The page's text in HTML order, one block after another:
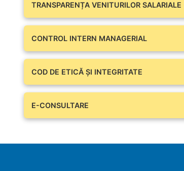
TRANSPARENȚA VENITURILOR SALARIALE
CONTROL INTERN MANAGERIAL
COD DE ETICĂ ȘI INTEGRITATE
E-CONSULTARE